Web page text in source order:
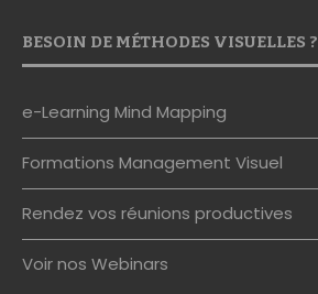
BESOIN DE MÉTHODES VISUELLES ?
e-Learning Mind Mapping
Formations Management Visuel
Rendez vos réunions productives
Voir nos Webinars